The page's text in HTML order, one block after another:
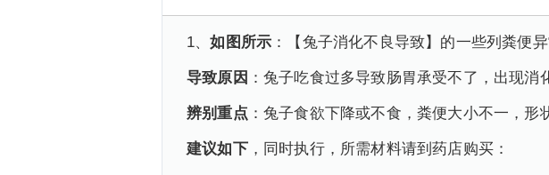
1、如图所示 ：【兔子消化不良导致】的一些列粪便异
导致原因 ：兔子吃食过多导致肠胃承受不了，出现消
辨别重点 ：兔子食欲下降或不食，粪便大小不一，形
建议如下，同时执行，所需材料请到药店购买：